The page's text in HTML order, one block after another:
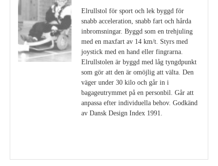
Elrullstol för sport och lek byggd för
snabb acceleration, snabb fart och hårda
inbromsningar. Byggd som en trehjuling
med en maxfart av 14 km/t. Styrs med
joystick med en hand eller fingrarna.
Elrullstolen är byggd med låg tyngdpunkt
som gör att den är omöjlig att välta. Den
väger under 30 kilo och går in i
bagageutrymmet på en personbil. Går att
anpassa efter individuella behov. Godkänd
av Dansk Design Index 1991.